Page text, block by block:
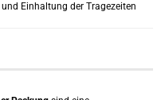
Einhaltung der Tragezeiten